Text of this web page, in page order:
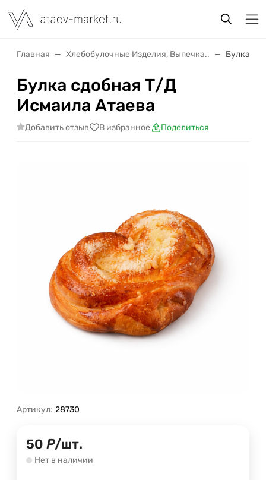
Главная Хлебобулочные Изделия, Выпечка.. Булка
Булка сдобная Т/Д
Исмаила Атаева
Добавить отзыв В избранное Поделиться
Артикул: 28730
50 Р/шт.
Нет в наличии